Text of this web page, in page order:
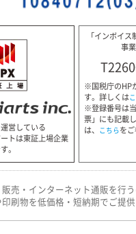
営している
トは東証上場企業
。
「インボイ
事
※国税庁のHP
す。詳しくは
※登録番号は
票」にも記載
は、 こちらを
売・インターネット通販を行う
刷物を低価格・短納期でご提供